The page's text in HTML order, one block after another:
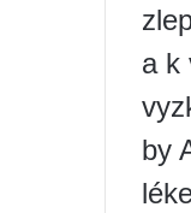
a k
by